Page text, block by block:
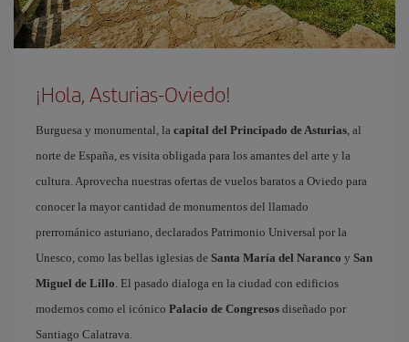
¡Hola, Asturias-Oviedo!
Burguesa y monumental, la capital del Principado de Asturias, al
norte de España, es visita obligada para los amantes del arte y la
cultura. Aprovecha nuestras ofertas de vuelos baratos a Oviedo para
conocer la mayor cantidad de monumentos del llamado
prerrománico asturiano, declarados Patrimonio Universal por la
Unesco, como las bellas iglesias de Santa María del Naranco y San
Miguel de Lillo. El pasado dialoga en la ciudad con edificios
modernos como el icónico Palacio de Congresos diseñado por
Santiago Calatrava.